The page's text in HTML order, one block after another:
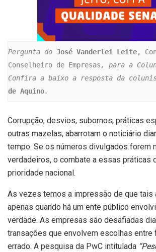
Pergunta do José Vanderlei Leite,
Conselheiro de Empresas, para a
Confira a baixo a resposta da
de Aquino.
Corrupção, desvios, subornos, práticas
outras mazelas, abarrotam o noticiário
tempo. Se os números divulgados forem
verdadeiros, o combate a essas práticas
prioridade nacional.
As vezes temos a impressão de que tais
apenas quando há um ente público
verdade. As empresas são desafiadas
transações que envolvem escolhas entre
errado. A pesquisa da PwC intitulada